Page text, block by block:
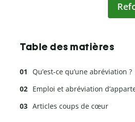
Table des matières
Qu’est-ce qu’une abréviation ?
Emploi et abréviation
Articles coups de cœur